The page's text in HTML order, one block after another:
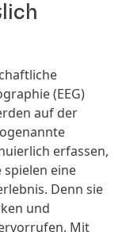
(EEG)
auf der
erfassen,
eine
Denn sie
und
Mit